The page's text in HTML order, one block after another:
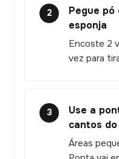
2
Pegue pó
esponja
Encoste 2
vez para
3
Use a
cantos
Áreas